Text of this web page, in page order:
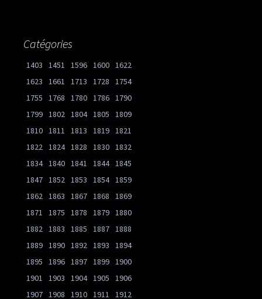
Catégories
1403 1451 1596 1600 1622
1623
1661 1713 1728
1754
1755
1768 1780 1786 1790
1799 1802 1804 1805
1809
1810 1811 1813 1819 1821
1822 1824 1828 1830 1832
1834 1840 1841 1844 1845
1847 1852 1853 1854 1859
1862 1863 1867 1868
1869
1871
1875 1878 1879 1880
1882 1883 1885 1887 1888
1889 1890 1892 1893
1894
1895
1896 1897 1899 1900
1901
1903 1904 1905
1906
1907 1908 1910 1911 1912